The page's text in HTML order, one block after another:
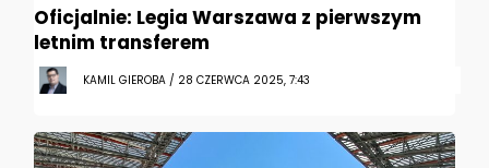
Oficjalnie: Legia Warszawa z pierwszym
letnim transferem
KAMIL GIEROBA / 28 CZERWCA 2025, 7:43